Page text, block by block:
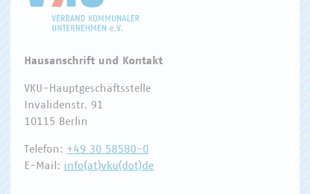
Hausanschrift und Kontakt
VKU-Hauptgeschäftsstelle
Invalidenstr. 91
10115 Berlin
Telefon: +49 30 58580-0
E-Mail: info(at)vku(dot)de